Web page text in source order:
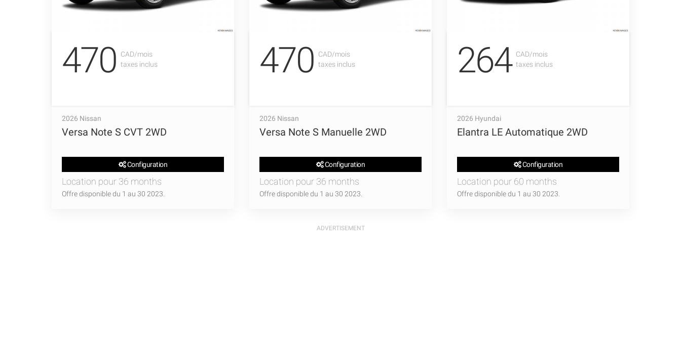
470
CAD/mois
taxes inclus
2026 Nissan
Versa Note S CVT 2WD
Configuration
Location pour 36 months
Offre disponible du 1 au 30 2023.
470
CAD/mois
taxes inclus
2026 Nissan
Versa Note S Manuelle 2WD
Configuration
Location pour 36 months
Offre disponible du 1 au 30 2023.
264 CAD/mois
taxes inclus
2026 Hyundai
Elantra LE Automatique 2WD
Configuration
Location pour 60 months
Offre disponible du 1 au 30 2023.